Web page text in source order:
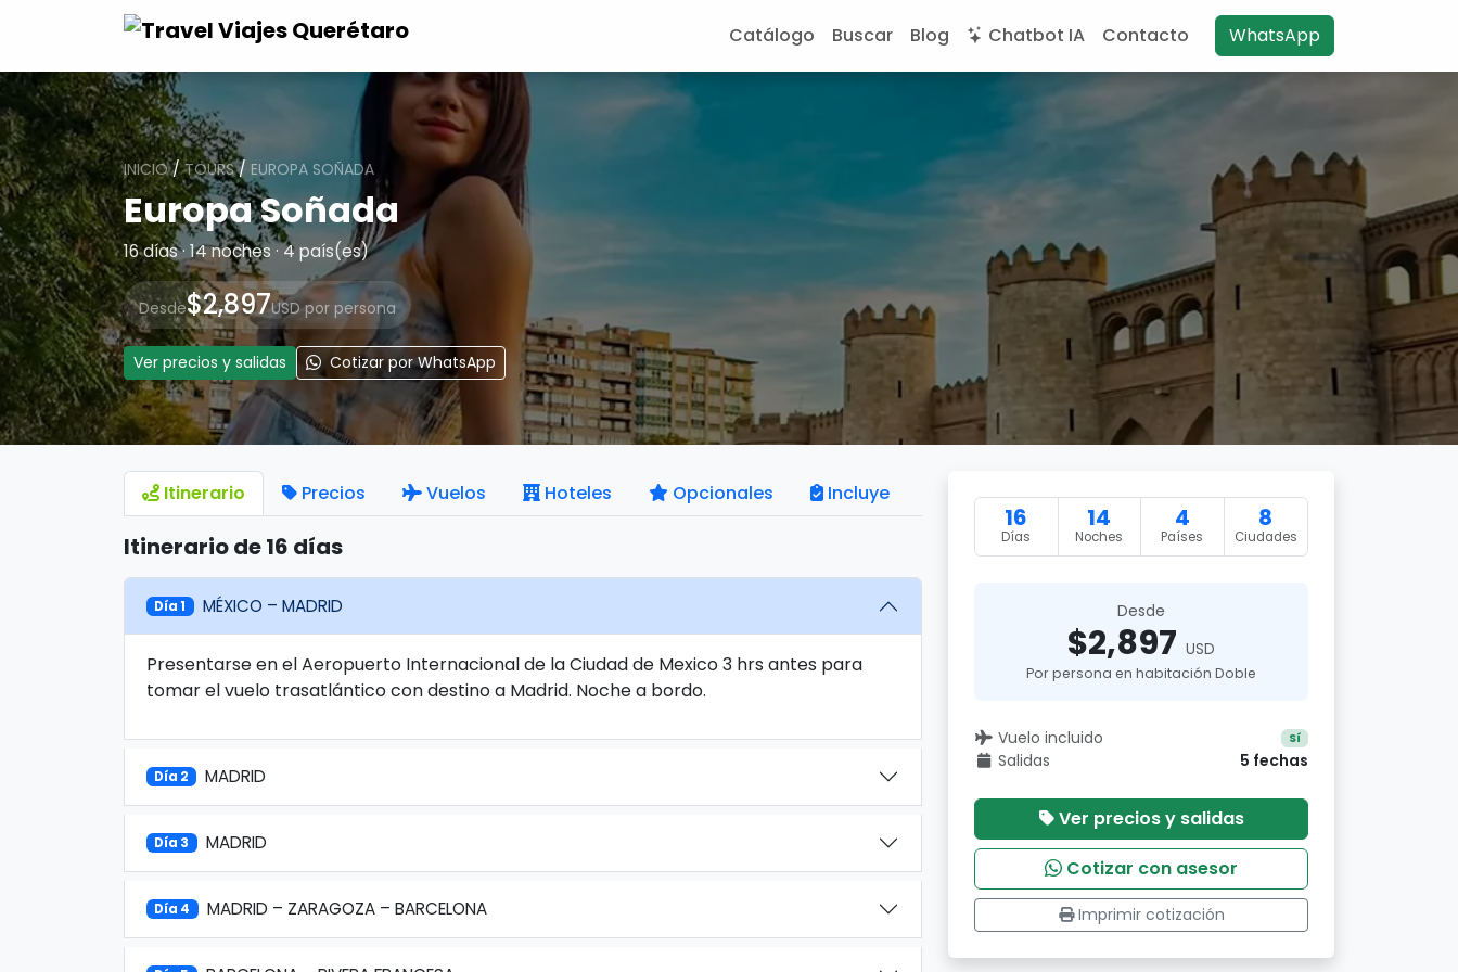
Catálogo Buscar Blog Chatbot IA Contacto WhatsApp
INICIO/TOURS/ EUROPA SOÑADA
Europa Soñada
16 días · 14 noches · 4 país(es)
Desde$2,897USD por persona
Ver precios y salidas Cotizar por WhatsApp
Itinerario Precios Vuelos Hoteles Opcionales Incluye
Itinerario de 16 días
Día 1 MÉXICO – MADRID
Presentarse en el Aeropuerto Internacional de la Ciudad de Mexico 3 hrs antes para
tomar el vuelo trasatlántico con destino a Madrid. Noche a bordo.
Día 2 MADRID
Día 3 MADRID
Día 4 MADRID – ZARAGOZA – BARCELONA
16
Días
14
Noches
4
Países
8
Ciudades
Desde
$2,897 USD
Por persona en habitación Doble
Vuelo incluido Sí
Salidas 5 fechas
Ver precios y salidas
Cotizar con asesor
Imprimir cotización